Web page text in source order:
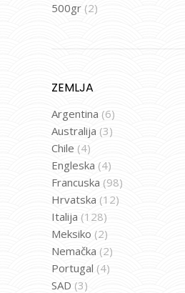
500gr (2)
ZEMLJA
Argentina (6)
Australija (3)
Chile (4)
Engleska (4)
Francuska (98)
Hrvatska (12)
Italija (128)
Meksiko (2)
Nemačka (2)
Portugal (4)
SAD (3)